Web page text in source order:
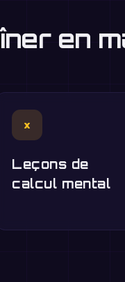
en
×
Leçons de
calcul mental